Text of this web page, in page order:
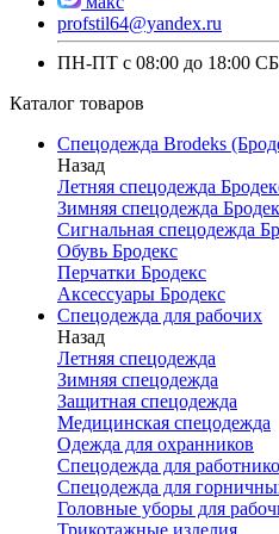
profstil64@yandex.ru
ПН-ПТ с 08:00 до 18:00
Каталог товаров
Спецодежда Brodeks
Назад
Летняя спецодежда
Зимняя спецодежда
Сигнальная спецодежда
Обувь Бродекс
Перчатки Бродекс
Аксессуары Бродекс
Спецодежда для рабочих
Назад
Летняя спецодежда
Зимняя спецодежда
Защитная спецодежда
Медицинская спецодежда
Одежда для охранников
Спецодежда для
Спецодежда для
Головные уборы для
Трикотажные изделия